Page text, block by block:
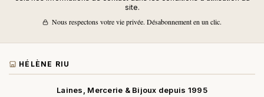
site.
Nous respectons votre vie privée. Désabonnement en un clic.
HÉLÈNE RIU
Laines, Mercerie & Bijoux depuis 1995